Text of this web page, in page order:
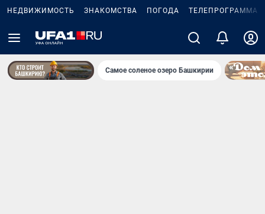
НЕДВИЖИМОСТЬ ЗНАКОМСТВА ПОГОДА ТЕЛЕПРОГРАММА
Самое соленое озеро Башкирии